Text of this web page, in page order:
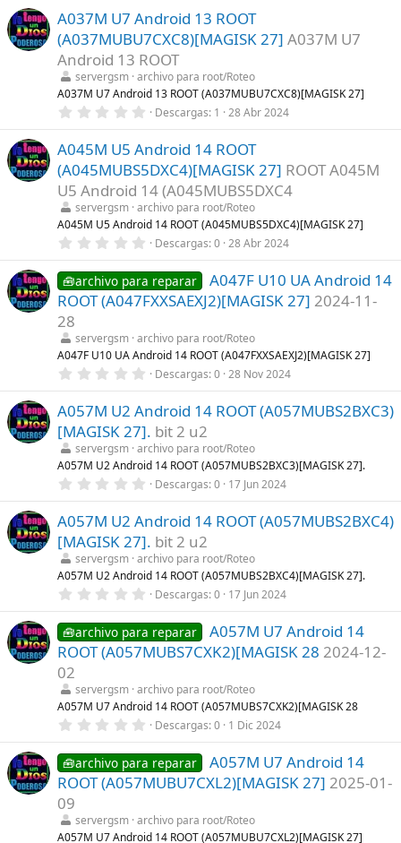
(
s
)
0
0
e
s
t
r
e
l
a
(
s
)
A037M U7 Android 13 ROOT
(A037MUBU7CXC8)[MAGISK 27] A037M U7
Android 13 ROOT
servergsm archivo para root/Roteo
A037M U7 Android 13 ROOT (A037MUBU7CXC8)[MAGISK 27]
0
0
0
e
s
t
r
e
l
a
(
s
)
Descargas 1 28 Abr 2024
A045M U5 Android 14 ROOT
(A045MUBS5DXC4)[MAGISK 27] ROOT A045M
U5 Android 14 (A045MUBS5DXC4
servergsm archivo para root/Roteo
A045M U5 Android 14 ROOT (A045MUBS5DXC4)[MAGISK 27]
0
0
0
e
s
e
l
a
(
s
)
Descargas 0 28 Abr 2024
🧰archivo para reparar
A047F U10 UA Android 14
ROOT (A047FXXSAEXJ2)[MAGISK 27] 2024-11-
28
servergsm archivo para root/Roteo
A047F U10 UA Android 14 ROOT (A047FXXSAEXJ2)[MAGISK 27]
0
0
0
e
s
t
r
e
l
(
s
)
Descargas 0 28 Nov 2024
A057M U2 Android 14 ROOT (A057MUBS2BXC3)
[MAGISK 27]. bit 2 u2
servergsm archivo para root/Roteo
A057M U2 Android 14 ROOT (A057MUBS2BXC3)[MAGISK 27].
0
0
0
e
s
t
r
e
l
a
(
s
)
Descargas 0 17 Jun 2024
A057M U2 Android 14 ROOT (A057MUBS2BXC4)
[MAGISK 27]. bit 2 u2
servergsm archivo para root/Roteo
A057M U2 Android 14 ROOT (A057MUBS2BXC4)[MAGISK 27].
0
0
0
e
s
e
l
a
(
s
)
Descargas 0 17 Jun 2024
🧰archivo para reparar
A057M U7 Android 14
ROOT (A057MUBS7CXK2)[MAGISK 28 2024-12-
02
servergsm archivo para root/Roteo
A057M U7 Android 14 ROOT (A057MUBS7CXK2)[MAGISK 28
0
0
0
e
s
e
l
Descargas 0 1 Dic 2024
🧰archivo para reparar
A057M U7 Android 14
ROOT (A057MUBU7CXL2)[MAGISK 27] 2025-01-
09
servergsm archivo para root/Roteo
A057M U7 Android 14 ROOT (A057MUBU7CXL2)[MAGISK 27]